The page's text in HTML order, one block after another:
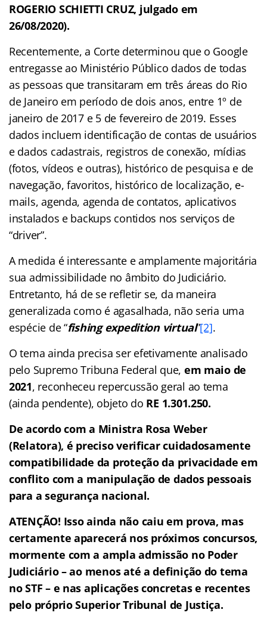
ROGERIO SCHIETTI CRUZ, julgado em
26/08/2020).
Recentemente, a Corte determinou que o Google
entregasse ao Ministério Público dados de todas
as pessoas que transitaram em três áreas do Rio
de Janeiro em período de dois anos, entre 1º de
janeiro de 2017 e 5 de fevereiro de 2019. Esses
dados incluem identificação de contas de usuários
e dados cadastrais, registros de conexão, mídias
(fotos, vídeos e outras), histórico de pesquisa e de
navegação, favoritos, histórico de localização, e-
mails, agenda, agenda de contatos, aplicativos
instalados e backups contidos nos serviços de
“driver”.
A medida é interessante e amplamente majoritária
sua admissibilidade no âmbito do Judiciário.
Entretanto, há de se refletir se, da maneira
generalizada como é agasalhada, não seria uma
espécie de “fishing expedition virtual”[2].
O tema ainda precisa ser efetivamente analisado
pelo Supremo Tribuna Federal que, em maio de
2021, reconheceu repercussão geral ao tema
(ainda pendente), objeto do RE 1.301.250.
De acordo com a Ministra Rosa Weber
(Relatora), é preciso verificar cuidadosamente
compatibilidade da proteção da privacidade em
conflito com a manipulação de dados pessoais
para a segurança nacional.
ATENÇÃO! Isso ainda não caiu em prova, mas
certamente aparecerá nos próximos concursos,
mormente com a ampla admissão no Poder
Judiciário – ao menos até a definição do tema
no STF – e nas aplicações concretas e recentes
pelo próprio Superior Tribunal de Justiça.